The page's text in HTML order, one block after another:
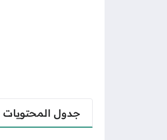
جدول المحتويات